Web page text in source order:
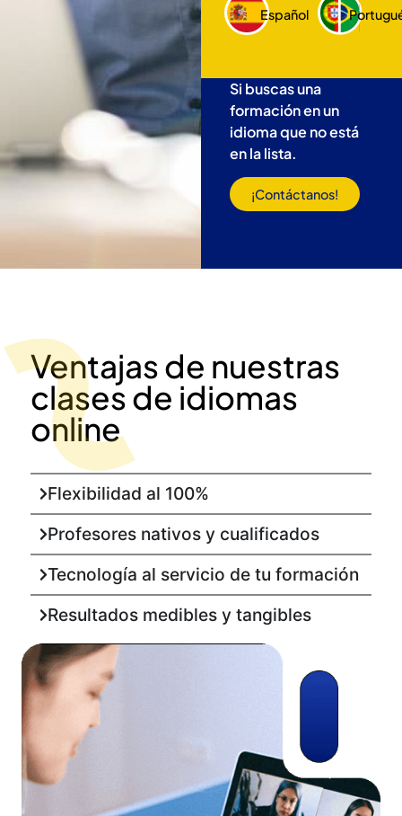
Español
Si buscas una
formación en un
idioma que no está
en la lista.
¡Contáctanos!
Ventajas de nuestras
clases de idiomas
online
Flexibilidad al 100%
Profesores nativos y cualificados
Tecnología al servicio de tu formación
Resultados medibles y tangibles